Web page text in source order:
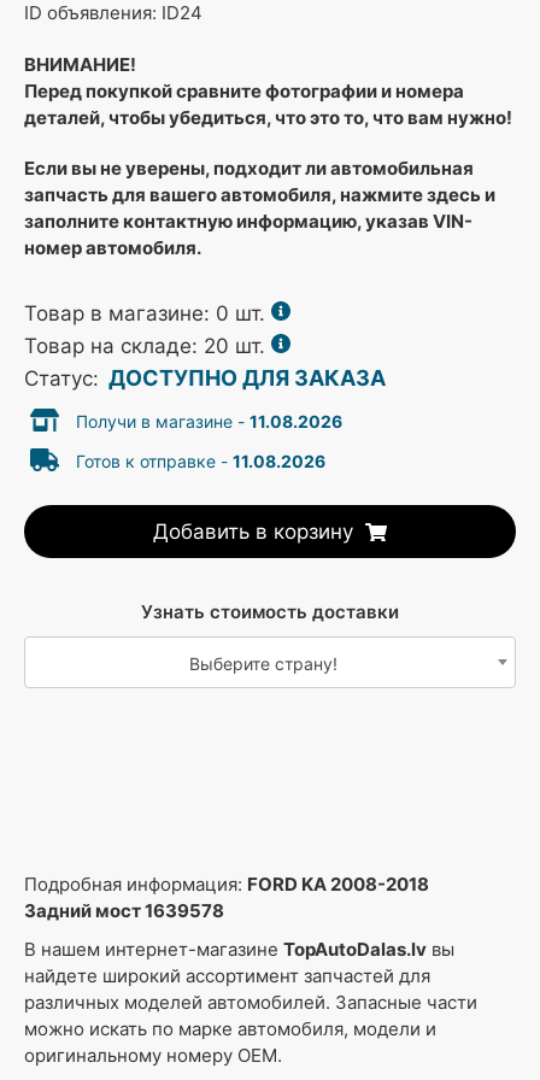
ID объявления: ID24
ВНИМАНИЕ!
Перед покупкой сравните фотографии и номера
деталей, чтобы убедиться, что это то, что вам нужно!
Если вы не уверены, подходит ли автомобильная
запчасть для вашего автомобиля, нажмите здесь и
заполните контактную информацию, указав VIN-
номер автомобиля.
Товар в магазине: 0 шт.
Товар на складе: 20 шт.
Статус: ДОСТУПНО ДЛЯ ЗАКАЗА
Получи в магазине - 11.08.2026
Готов к отправке - 11.08.2026
Добавить в корзину
Узнать стоимость доставки
Выберите страну!
Подробная информация: FORD KA 2008-2018
Задний мост 1639578
В нашем интернет-магазине TopAutoDalas.lv вы
найдете широкий ассортимент запчастей для
различных моделей автомобилей. Запасные части
можно искать по марке автомобиля, модели и
оригинальному номеру OEM.